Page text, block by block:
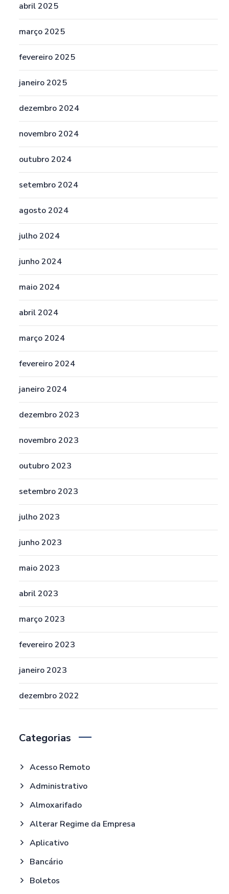
abril 2025
março 2025
fevereiro 2025
janeiro 2025
dezembro 2024
novembro 2024
outubro 2024
setembro 2024
agosto 2024
julho 2024
junho 2024
maio 2024
abril 2024
março 2024
fevereiro 2024
janeiro 2024
dezembro 2023
novembro 2023
outubro 2023
setembro 2023
julho 2023
junho 2023
maio 2023
abril 2023
março 2023
fevereiro 2023
janeiro 2023
dezembro 2022
Categorias
Acesso Remoto
Administrativo
Almoxarifado
Alterar Regime da Empresa
Aplicativo
Bancário
Boletos